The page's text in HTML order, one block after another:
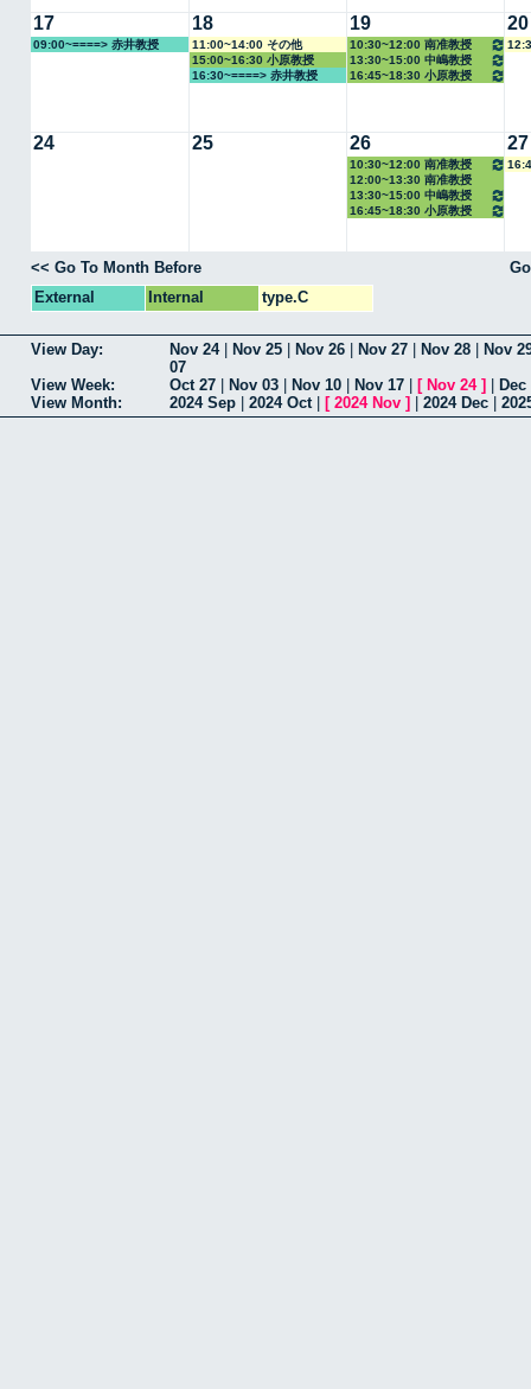
17
09:00~====> 赤井教授
18
11:00~14:00 その他
15:00~16:30 小原教授
16:30~====> 赤井教授
19
10:30~12:00 南准教授
13:30~15:00 中嶋教授
16:45~18:30 小原教授
20
24 25 26
10:30~12:00 南准教授
12:00~13:30 南准教授
13:30~15:00 中嶋教授
16:45~18:30 小原教授
27
<< Go To Month Before
External
Internal type.C
View Day: Nov 24| Nov 25 Nov 26 Nov 27 Nov 28
Nov
07
View Week:
Oct 27 Nov 03 Nov 10 Nov 17 [ Nov 24]
Dec
View Month:
2024 Sep 2024 Oct [ 2024 Nov ] 2024 Dec